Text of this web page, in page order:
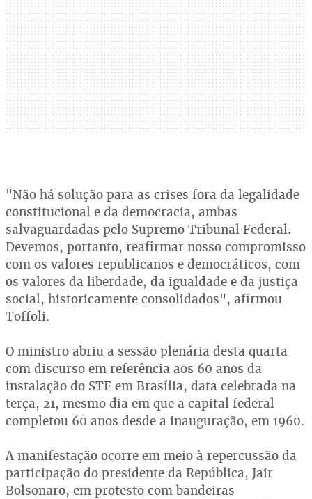
"Não há solução para as crises fora da legalidade
constitucional e da democracia, ambas
salvaguardadas pelo Supremo Tribunal Federal.
Devemos, portanto, reafirmar nosso compromisso
com os valores republicanos e democráticos, com
os valores da liberdade, da igualdade e da justiça
social, historicamente consolidados", afirmou
Toffoli.
O ministro abriu a sessão plenária desta quarta
com discurso em referência aos 60 anos da
instalação do STF em Brasília, data celebrada na
terça, 21, mesmo dia em que a capital federal
completou 60 anos desde a inauguração, em 1960.
A manifestação ocorre em meio à repercussão da
participação do presidente da República, Jair
Bolsonaro, em protesto com bandeiras